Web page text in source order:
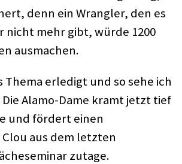
denn ein Wrangler, den es
nicht mehr gibt, würde 1200
ausmachen.
Thema erledigt und so sehe ich
Alamo-Dame kramt jetzt tief
und fördert einen
aus dem letzten
zutage.